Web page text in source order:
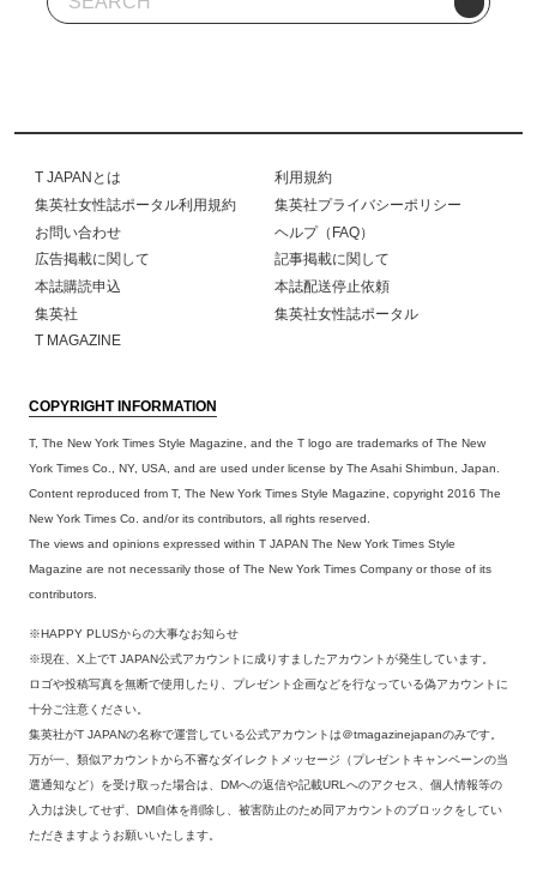
T JAPANとは
利用規約
集英社女性誌ポータル利用規約
集英社プライバシーポリシー
お問い合わせ
ヘルプ（FAQ）
広告掲載に関して
記事掲載に関して
本誌購読申込
本誌配送停止依頼
集英社
集英社女性誌ポータル
T MAGAZINE
COPYRIGHT INFORMATION
T, The New York Times Style Magazine, and the T logo are trademarks of The New
York Times Co., NY, USA, and are used under license by The Asahi Shimbun, Japan.
Content reproduced from T, The New York Times Style Magazine, copyright 2016 The
New York Times Co. and/or its contributors, all rights reserved.
The views and opinions expressed within T JAPAN The New York Times Style
Magazine are not necessarily those of The New York Times Company or those of its
contributors.
※HAPPY PLUSからの大事なお知らせ
※現在、X上でT JAPAN公式アカウントに成りすましたアカウントが発生しています。
ロゴや投稿写真を無断で使用したり、プレゼント企画などを行なっている偽アカウントに
十分ご注意ください。
集英社がT JAPANの名称で運営している公式アカウントは＠tmagazinejapanのみです。
万が一、類似アカウントから不審なダイレクトメッセージ（プレゼントキャンペーンの当
選通知など）を受け取った場合は、DMへの返信や記載URLへのアクセス、個人情報等の
入力は決してせず、DM自体を削除し、被害防止のため同アカウントのブロックをしてい
ただきますようお願いいたします。